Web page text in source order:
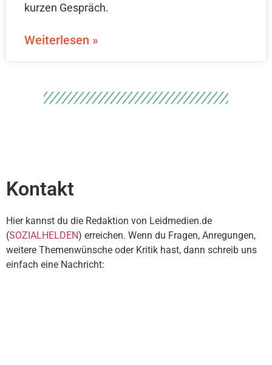
kurzen Gespräch.
Weiterlesen »
Kontakt
Hier kannst du die Redaktion von Leidmedien.de
(SOZIALHELDEN) erreichen. Wenn du Fragen, Anregungen,
weitere Themenwünsche oder Kritik hast, dann schreib uns
einfach eine Nachricht: